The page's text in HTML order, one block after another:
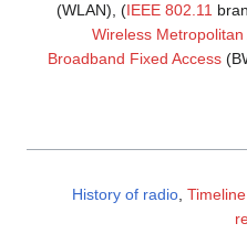
(WLAN), (IEEE 802.11
Wireless
Broadband Fixed Access
History of radio,